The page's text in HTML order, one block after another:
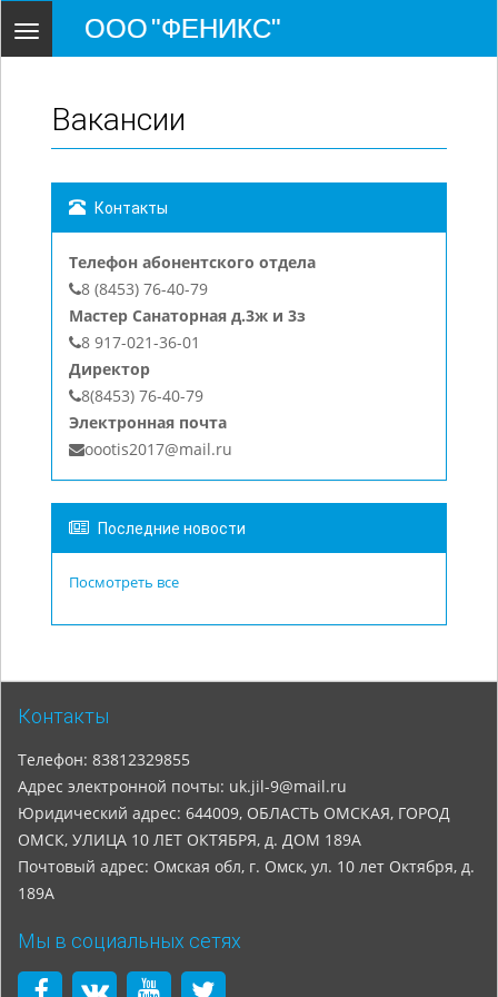
Toggle
navigation
ООО "ФЕНИКС"
Вакансии
Контакты
Телефон абонентского отдела
8 (8453) 76-40-79
Мастер Санаторная д.3ж и 3з
8 917-021-36-01
Директор
8(8453) 76-40-79
Электронная почта
oootis2017@mail.ru
Последние новости
Посмотреть все
Контакты
Телефон: 83812329855
Адрес электронной почты: uk.jil-9@mail.ru
Юридический адрес: 644009, ОБЛАСТЬ ОМСКАЯ, ГОРОД
ОМСК, УЛИЦА 10 ЛЕТ ОКТЯБРЯ, д. ДОМ 189А
Почтовый адрес: Омская обл, г. Омск, ул. 10 лет Октября, д.
189А
Мы в социальных сетях